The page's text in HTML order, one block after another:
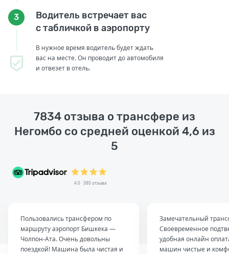
3
Водитель встречает вас
с табличкой в аэропорту
В нужное время водитель будет ждать
вас на месте. Он проводит до автомобиля
и отвезет в отель.
7834 отзыва о трансфере из
Негомбо со средней оценкой 4,6 из
5
4.0 · 380 отзыва
Пользовались трансфером по
маршруту аэропорт Бишкека —
Чолпон-Ата. Очень довольны
поездкой! Машина была чистая и
Замечательный
Своевременное
удобная онлайн
машин чистые и